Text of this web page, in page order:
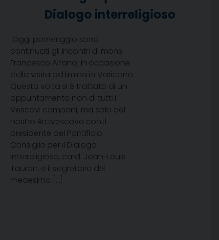
Dialogo interreligioso
Oggi pomeriggio sono
continuati gli incontri di mons.
Francesco Alfano, in occasione
della visita ad limina in Vaticano.
Questa volta si è trattato di un
appuntamento non di tutti i
Vescovi campani, ma solo del
nostro Arcivescovo con il
presidente del Pontificio
Consiglio per il Dialogo
interreligioso, card. Jean-Louis
Tauran, e il segretario del
medesimo […]